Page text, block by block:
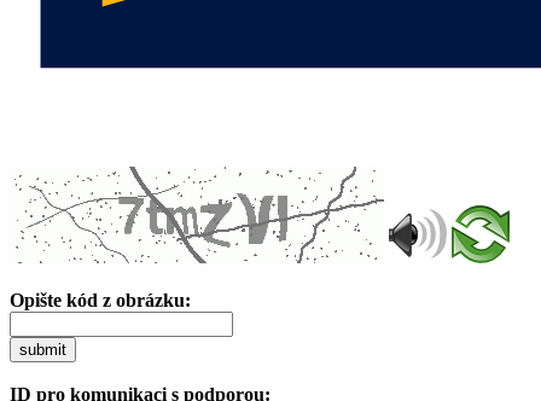
Opište kód z obrázku:
submit
ID pro komunikaci s podporou: